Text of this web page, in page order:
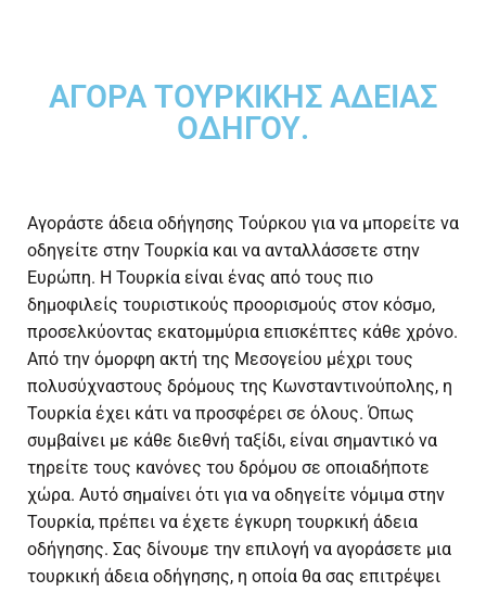
ΑΓΟΡΑ ΤΟΥΡΚΙΚΗΣ ΑΔΕΙΑΣ
ΟΔΗΓΟΥ.
Αγοράστε άδεια οδήγησης Τούρκου για να μπορείτε να
οδηγείτε στην Τουρκία και να ανταλλάσσετε στην
Ευρώπη. Η Τουρκία είναι ένας από τους πιο
δημοφιλείς τουριστικούς προορισμούς στον κόσμο,
προσελκύοντας εκατομμύρια επισκέπτες κάθε χρόνο.
Από την όμορφη ακτή της Μεσογείου μέχρι τους
πολυσύχναστους δρόμους της Κωνσταντινούπολης, η
Τουρκία έχει κάτι να προσφέρει σε όλους. Όπως
συμβαίνει με κάθε διεθνή ταξίδι, είναι σημαντικό να
τηρείτε τους κανόνες του δρόμου σε οποιαδήποτε
χώρα. Αυτό σημαίνει ότι για να οδηγείτε νόμιμα στην
Τουρκία, πρέπει να έχετε έγκυρη τουρκική άδεια
οδήγησης. Σας δίνουμε την επιλογή να αγοράσετε μια
τουρκική άδεια οδήγησης, η οποία θα σας επιτρέψει